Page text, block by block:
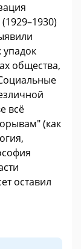
упадок
общества,
всё
(как
оставил